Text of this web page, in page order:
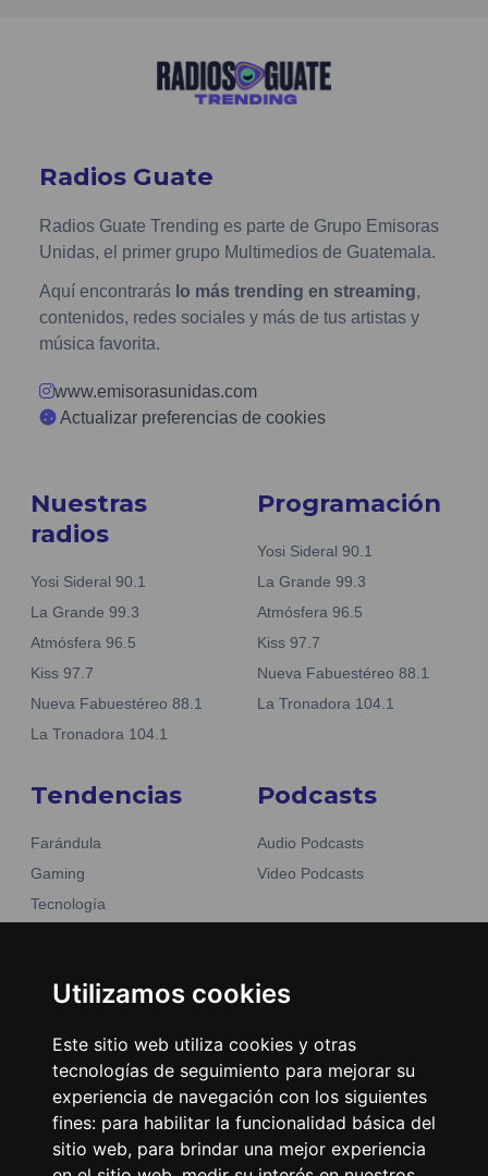
Utilizamos cookies
Este sitio web utiliza cookies y otras
tecnologías de seguimiento para mejorar su
experiencia de navegación con los siguientes
fines: para habilitar la funcionalidad básica del
sitio web, para brindar una mejor experiencia
Radios Guate
Radios Guate Trending es parte de Grupo Emisoras
Unidas, el primer grupo Multimedios de Guatemala.
Aquí encontrarás lo más trending en streaming,
contenidos, redes sociales y más de tus artistas y
música favorita.
www.emisorasunidas.com
Actualizar preferencias de cookies
Nuestras
radios
Yosi Sideral 90.1
La Grande 99.3
Atmósfera 96.5
Kiss 97.7
Nueva Fabuestéreo 88.1
La Tronadora 104.1
Programación
Yosi Sideral 90.1
La Grande 99.3
Atmósfera 96.5
Kiss 97.7
Nueva Fabuestéreo 88.1
La Tronadora 104.1
Tendencias
Farándula
Gaming
Tecnología
Noticias
Podcasts
Audio Podcasts
Video Podcasts
Emisoras Unidas
Encuéntranos
Contacto
Términos y condiciones